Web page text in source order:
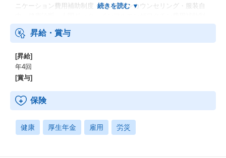
ニケーション費用補助制度・オンラインカウンセリング・服装自
度・ピアボーナス制度
昇給・賞与
[昇給]
年4回
[賞与]
保険
健康 厚生年金 雇用 労災